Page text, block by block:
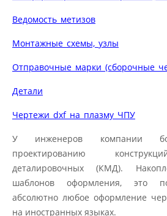
Ведомость_метизов
Монтажные_схемы,_узлы
Детали
Чертежи_dxf_на_плазму_ЧПУ
У инженеров компании
проектированию
деталировочных (КМД).
шаблонов оформления, это
абсолютно любое оформление
на иностранных языках.